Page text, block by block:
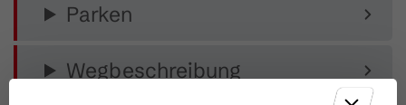
Parken
Wegbeschreibung